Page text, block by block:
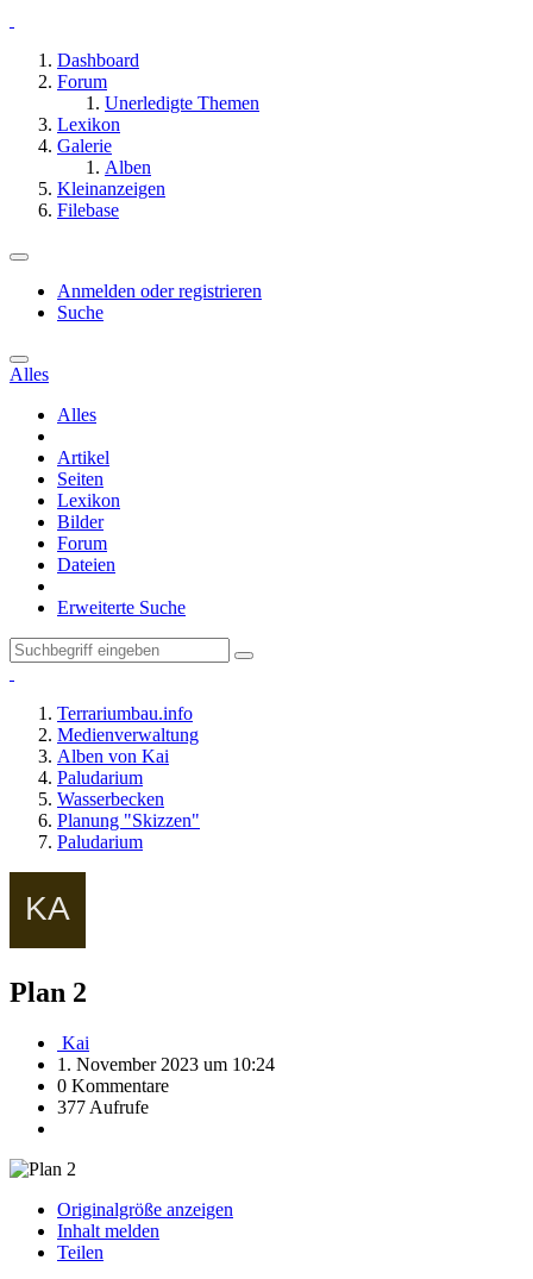
Dashboard
Forum
Unerledigte Themen
Lexikon
Galerie
Alben
Kleinanzeigen
Filebase
Anmelden oder registrieren
Suche
Alles
Alles
Artikel
Seiten
Lexikon
Bilder
Forum
Dateien
Erweiterte Suche
Terrariumbau.info
Medienverwaltung
Alben von Kai
Paludarium
Wasserbecken
Planung "Skizzen"
Paludarium
Plan 2
Kai
1. November 2023 um 10:24
0 Kommentare
377 Aufrufe
Originalgröße anzeigen
Inhalt melden
Teilen